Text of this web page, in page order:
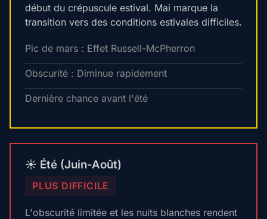
début du crépuscule estival. Mai marque la
transition vers des conditions estivales difficiles.
Pic de mars : Effet Russell-McPherron
Obscurité : Diminue rapidement
Dernière chance avant l'été
☀️ Été (Juin-Août)
PLUS DIFFICILE
L'obscurité limitée et les nuits blanches rendent